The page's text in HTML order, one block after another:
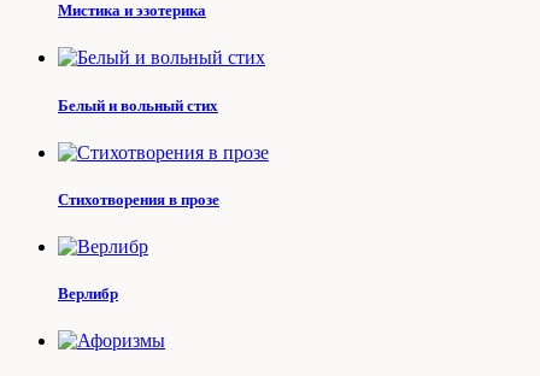
Мистика и эзотерика
Белый и вольный стих
Стихотворения в прозе
Верлибр